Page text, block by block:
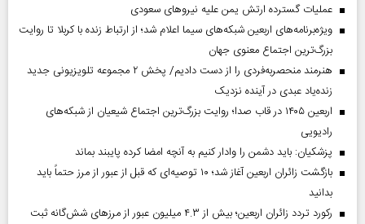
عملیات گسترده ارتش یمن علیه نیروهای سعودی
ویژه‌برنامه‌های اربعین شبکه‌های سیما اعلام شد؛ از ارتباط زنده با کربلا تا روایت
بزرگ‌ترین اجتماع معنوی جهان
هنرمند منحصر‌به‌فردی را از دست دادیم/ پخش ۲ مجموعه تلویزیونی جدید
زنده‌یاد عبدی در آینده نزدیک
اربعین ۱۴۰۵ در قاب صدا؛ روایت بزرگ‌ترین اجتماع شیعیان از شبکه‌های
رادیویی
پزشکیان: باید دشمن را وادار کنیم به آنچه امضا کرده پایبند بماند
بازگشت زائران اربعین آغاز شد؛ ۱۰ توصیه‌ای که قبل از عبور از مرز حتماً باید
بدانید
رکورد تردد زائران اربعین؛ بیش از ۴.۳ میلیون عبور از مرزهای شش‌گانه ثبت